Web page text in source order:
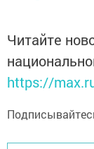
Читайте
https://